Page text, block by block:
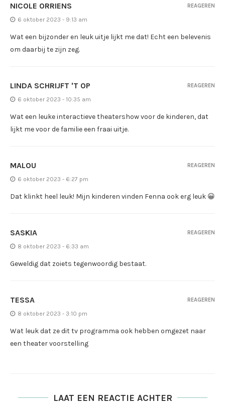
NICOLE ORRIENS
6 oktober 2023 - 9:13 am
Wat een bijzonder en leuk uitje lijkt me dat! Echt een belevenis
om daarbij te zijn zeg.
REAGEREN
LINDA SCHRIJFT 'T OP
6 oktober 2023 - 10:35 am
Wat een leuke interactieve theatershow voor de kinderen, dat
lijkt me voor de familie een fraai uitje.
REAGEREN
MALOU
6 oktober 2023 - 6:27 pm
Dat klinkt heel leuk! Mijn kinderen vinden Fenna ook erg leuk 😀
REAGEREN
SASKIA
8 oktober 2023 - 6:33 am
Geweldig dat zoiets tegenwoordig bestaat.
REAGEREN
TESSA
8 oktober 2023 - 3:10 pm
Wat leuk dat ze dit tv programma ook hebben omgezet naar
een theater voorstelling
REAGEREN
LAAT EEN REACTIE ACHTER